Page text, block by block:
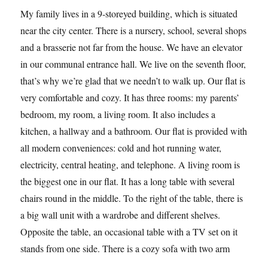
My family lives in a 9-storeyed building, which is situated
near the city center. There is a nursery, school, several shops
and a brasserie not far from the house. We have an elevator
in our communal entrance hall. We live on the seventh floor,
that’s why we’re glad that we needn’t to walk up. Our flat is
very comfortable and cozy. It has three rooms: my parents’
bedroom, my room, a living room. It also includes a
kitchen, a hallway and a bathroom. Our flat is provided with
all modern conveniences: cold and hot running water,
electricity, central heating, and telephone. A living room is
the biggest one in our flat. It has a long table with several
chairs round in the middle. To the right of the table, there is
a big wall unit with a wardrobe and different shelves.
Opposite the table, an occasional table with a TV set on it
stands from one side. There is a cozy sofa with two arm